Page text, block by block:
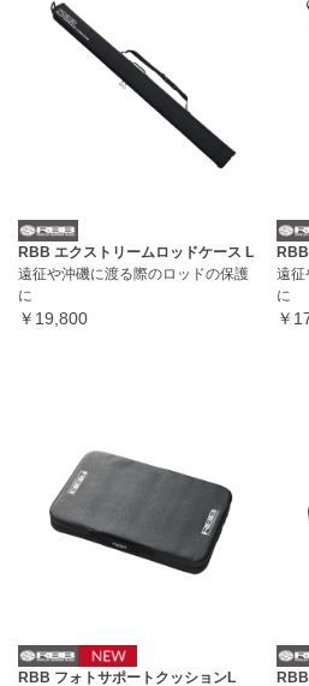
RBB エクストリームロッドケース L
遠征や沖磯に渡る際のロッドの保護
に
￥19,800
遠征
に
￥
RBB フォトサポートクッションL